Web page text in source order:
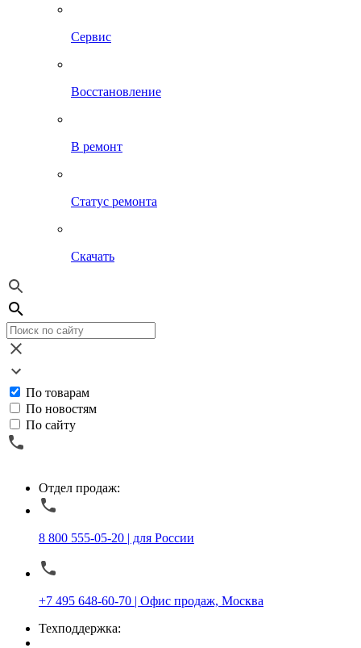
Сервис
Восстановление
В ремонт
Статус ремонта
Скачать
По товарам
По новостям
По сайту
Отдел продаж:
8 800 555-05-20 | для России
+7 495 648-60-70 | Офис продаж, Москва
Техподдержка: